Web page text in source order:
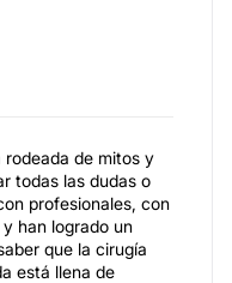
de mitos y
todas las dudas o
profesionales, con
han logrado un
que la cirugía
está llena de